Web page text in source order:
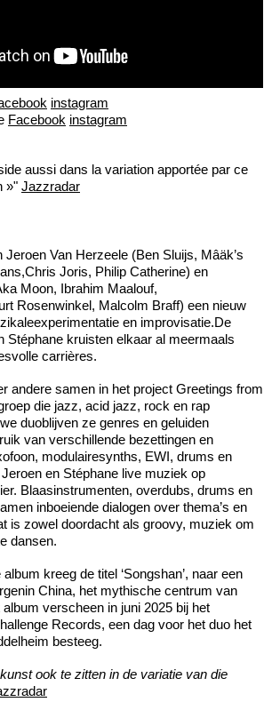
instagram
Facebook instagram
aussi dans la variation apportée par ce
»" Jazzradar
Van Herzeele (Ben Sluijs, Mâäk’s
Joris, Philip Catherine) en
Moon, Ibrahim Maalouf,
Rosenwinkel, Malcolm Braff) een nieuw
en improvisatie.De
Stéphane kruisten elkaar al meermaals
carrières.
andere samen in het project Greetings from
die jazz, acid jazz, rock en rap
duoblijven ze genres en geluiden
van verschillende bezettingen en
modulairesynths, EWI, drums en
en Stéphane live muziek op
Blaasinstrumenten, overdubs, drums en
inboeiende dialogen over thema’s en
is zowel doordacht als groovy, muziek om
dansen.
kreeg de titel ‘Songshan’, naar een
China, het mythische centrum van
verscheen in juni 2025 bij het
Records, een dag voor het duo het
besteeg.
ook te zitten in de variatie van die